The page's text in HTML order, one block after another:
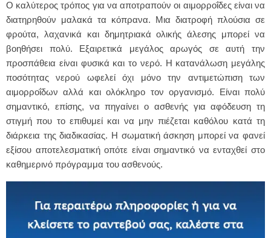
Ο καλύτερος τρόπος για να αποτραπούν οι αιμορροΐδες είναι να
διατηρηθούν μαλακά τα κόπρανα. Μια διατροφή πλούσια σε
φρούτα, λαχανικά και δημητριακά ολικής άλεσης μπορεί να
βοηθήσει πολύ. Εξαιρετικά μεγάλος αρωγός σε αυτή την
προσπάθεια είναι φυσικά και το νερό. Η κατανάλωση μεγάλης
ποσότητας νερού ωφελεί όχι μόνο την αντιμετώπιση των
αιμορροΐδων αλλά και ολόκληρο τον οργανισμό. Είναι πολύ
σημαντικό, επίσης, να πηγαίνει ο ασθενής για αφόδευση τη
στιγμή που το επιθυμεί και να μην πιέζεται καθόλου κατά τη
διάρκεια της διαδικασίας. Η σωματική άσκηση μπορεί να φανεί
εξίσου αποτελεσματική οπότε είναι σημαντικό να ενταχθεί στο
καθημερινό πρόγραμμα του ασθενούς.